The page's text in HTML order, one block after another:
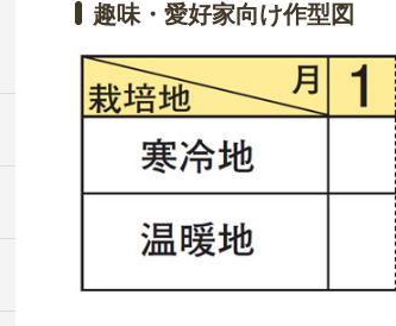
趣味・愛好家向け作型図